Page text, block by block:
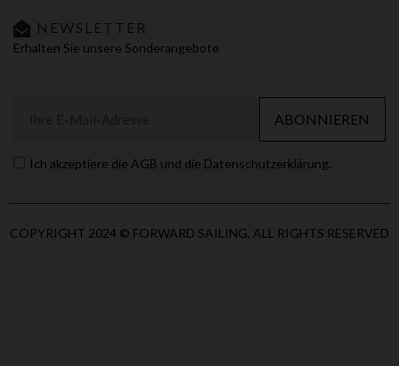
NEWSLETTER
Erhalten Sie unsere Sonderangebote
ABONNIEREN
Ich akzeptiere die AGB und die Datenschutzerklärung.
COPYRIGHT 2024 © FORWARD SAILING, ALL RIGHTS RESERVED